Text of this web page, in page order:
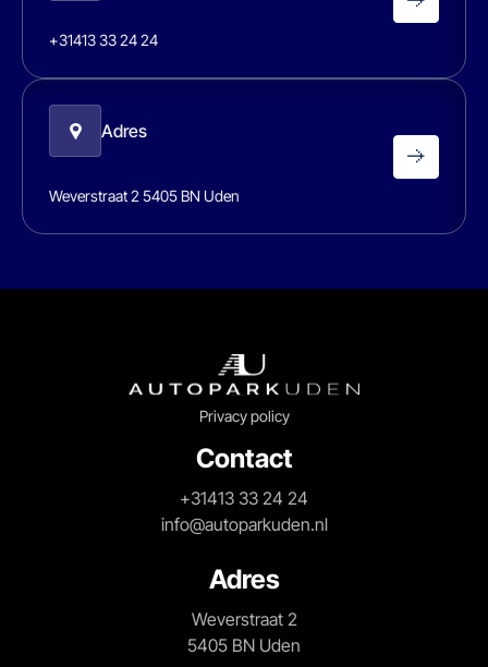
+31413 33 24 24
Adres
Weverstraat 2 5405 BN Uden
Privacy policy
Contact
+31413 33 24 24
info@autoparkuden.nl
Adres
Weverstraat 2
5405 BN Uden